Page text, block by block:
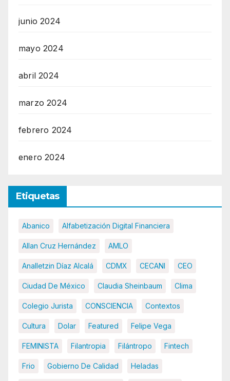
junio 2024
mayo 2024
abril 2024
marzo 2024
febrero 2024
enero 2024
Etiquetas
Abanico Alfabetización Digital Financiera
Allan Cruz Hernández AMLO
Analletzin Díaz Alcalá CDMX CECANI CEO
Ciudad De México Claudia Sheinbaum Clima
Colegio Jurista CONSCIENCIA Contextos
Cultura Dolar Featured Felipe Vega
FEMINISTA Filantropia Filántropo Fintech
Frio Gobierno De Calidad Heladas